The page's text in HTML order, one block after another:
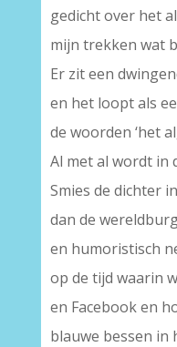
gedicht over het
mijn trekken wat
Er zit een
en het loopt als
de woorden ‘het
Al met al wordt in
Smies de dichter
dan de
en humoristisch
op de tijd waarin
en Facebook en
blauwe bessen in